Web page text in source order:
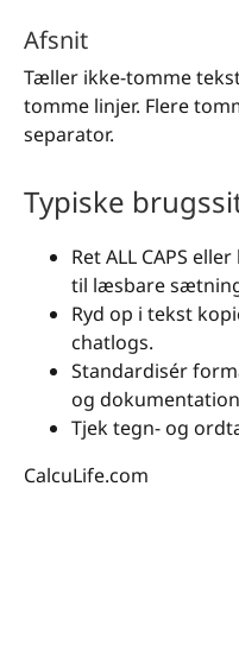
Afsnit
Tæller ikke-tomme
tomme linjer. Flere
separator.
Typiske
Ret ALL CAPS
til læsbare
Ryd op i tekst
chatlogs.
Standardisér
og
Tjek tegn- og
CalcuLife.com